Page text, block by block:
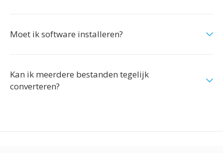
Moet ik software installeren?
Kan ik meerdere bestanden tegelijk
converteren?